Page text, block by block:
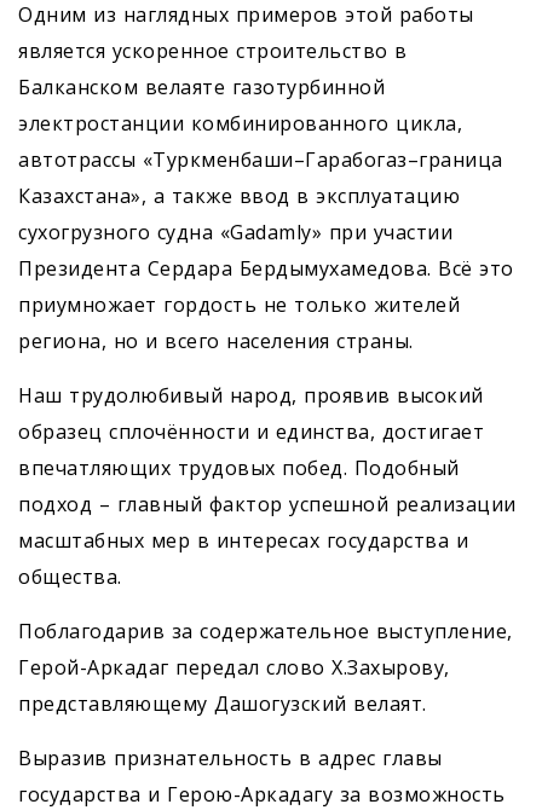
Одним из наглядных примеров этой работы
является ускоренное строительство в
Балканском велаяте газотурбинной
электростанции комбинированного цикла,
автотрассы «Туркменбаши–Гарабогаз–граница
Казахстана», а также ввод в эксплуатацию
сухогрузного судна «Gadamly» при участии
Президента Сердара Бердымухамедова. Всё это
приумножает гордость не только жителей
региона, но и всего населения страны.
Наш трудолюбивый народ, проявив высокий
образец сплочённости и единства, достигает
впечатляющих трудовых побед. Подобный
подход – главный фактор успешной реализации
масштабных мер в интересах государства и
общества.
Поблагодарив за содержательное выступление,
Герой-Аркадаг передал слово Х.Захырову,
представляющему Дашогузский велаят.
Выразив признательность в адрес главы
государства и Герою-­Аркадагу за возможность